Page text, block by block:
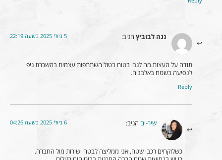
נגה לבוביץ הגיב: 5 ביולי 2025 בשעה 22:19
תודה על העצות.מה לגבי בטוח בטול השתתפות עצמית בהשכרת גיפ
לנסיעה בשטח באלבניה.
Reply
שיר-ים הגיב: 6 ביולי 2025 בשעה 04:26
כשלוקחים רכבי שטח, אני ממליצה לבטח ישירות מול החברה.